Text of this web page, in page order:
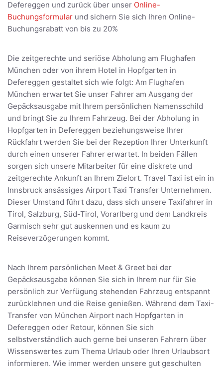
Defereggen und zurück über unser Online-
Buchungsformular und sichern Sie sich Ihren Online-
Buchungsrabatt von bis zu 20%
Die zeitgerechte und seriöse Abholung am Flughafen
München oder von ihrem Hotel in Hopfgarten in
Defereggen gestaltet sich wie folgt: Am Flughafen
München erwartet Sie unser Fahrer am Ausgang der
Gepäcksausgabe mit Ihrem persönlichen Namensschild
und bringt Sie zu Ihrem Fahrzeug. Bei der Abholung in
Hopfgarten in Defereggen beziehungsweise Ihrer
Rückfahrt werden Sie bei der Rezeption Ihrer Unterkunft
durch einen unserer Fahrer erwartet. In beiden Fällen
sorgen sich unsere Mitarbeiter für eine diskrete und
zeitgerechte Ankunft an Ihrem Zielort. Travel Taxi ist ein in
Innsbruck ansässiges Airport Taxi Transfer Unternehmen.
Dieser Umstand führt dazu, dass sich unsere Taxifahrer in
Tirol, Salzburg, Süd-Tirol, Vorarlberg und dem Landkreis
Garmisch sehr gut auskennen und es kaum zu
Reiseverzögerungen kommt.
Nach Ihrem persönlichen Meet & Greet bei der
Gepäcksausgabe können Sie sich in Ihrem nur für Sie
persönlich zur Verfügung stehenden Fahrzeug entspannt
zurücklehnen und die Reise genießen. Während dem Taxi-
Transfer von München Airport nach Hopfgarten in
Defereggen oder Retour, können Sie sich
selbstverständlich auch gerne bei unseren Fahrern über
Wissenswertes zum Thema Urlaub oder Ihren Urlaubsort
informieren. Wie immer werden unsere gut geschulten